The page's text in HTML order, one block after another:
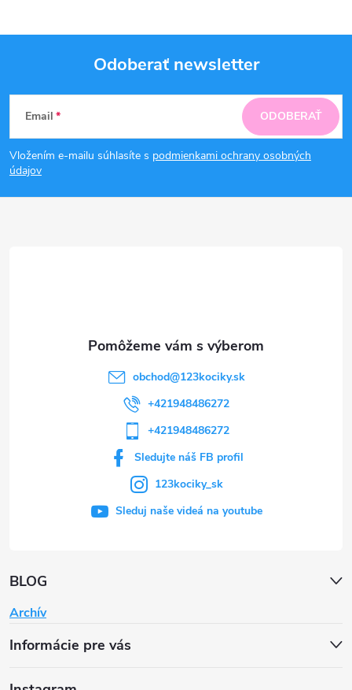
Z
á
p
Odoberať newsletter
Email
Vložením e-mailu súhlasíte s podmienkami ochrany osobných
údajov
ODOBERAŤ
BLOG
Archív
Informácie pre vás
obchod@123kociky.sk
+421948486272
+421948486272
Sledujte náš FB profil
123kociky_sk
Sleduj naše videá na youtube